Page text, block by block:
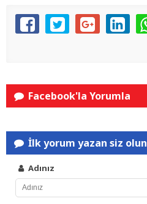
Facebook'la Yorumla
İlk yorum yazan siz olun
Adınız